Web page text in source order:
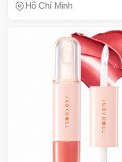
Hồ Chí Minh